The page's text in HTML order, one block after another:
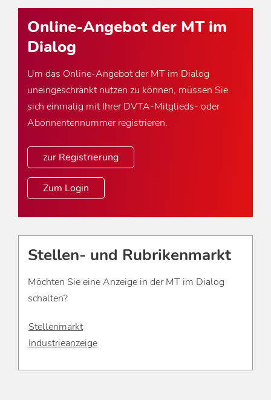
Online-Angebot der MT im
Dialog
Um das Online-Angebot der MT im Dialog
uneingeschränkt nutzen zu können, müssen Sie
sich einmalig mit Ihrer DVTA-Mitglieds- oder
Abonnentennummer registrieren.
zur Registrierung
Zum Login
Stellen- und Rubrikenmarkt
Möchten Sie eine Anzeige in der MT im Dialog
schalten?
Stellenmarkt
Industrieanzeige